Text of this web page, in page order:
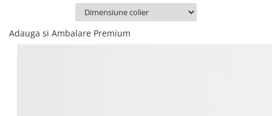
Adauga si Ambalare Premium